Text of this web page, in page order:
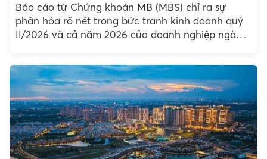
Báo cáo từ Chứng khoán MB (MBS) chỉ ra sự
phân hóa rõ nét trong bức tranh kinh doanh quý
II/2026 và cả năm 2026 của doanh nghiệp ngành